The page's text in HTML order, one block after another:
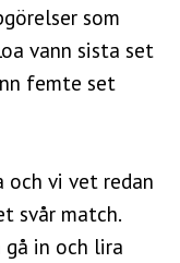
som
vann sista set
femte set
och vi vet redan
svår match.
gå in och lira